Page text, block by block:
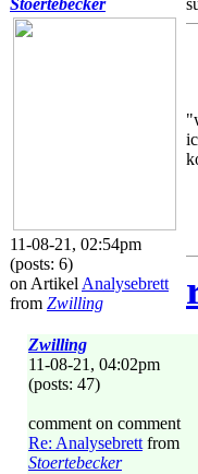
Stoertebecker
11-08-21, 02:54pm
(posts: 6)
on Artikel Analysebrett
from Zwilling
Zwilling
11-08-21, 04:02pm
(posts: 47)
comment on comment
Re: Analysebrett from
Stoertebecker